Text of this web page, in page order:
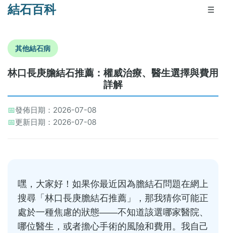
結石百科 ☰
其他結石病
林口長庚膽結石推薦：權威治療、醫生選擇與費用
詳解
📅發佈日期：2026-07-08
📅更新日期：2026-07-08
嘿，大家好！如果你最近因為膽結石問題在網上
搜尋「林口長庚膽結石推薦」，那我猜你可能正
處於一種焦慮的狀態——不知道該選哪家醫院、
哪位醫生，或者擔心手術的風險和費用。我自己